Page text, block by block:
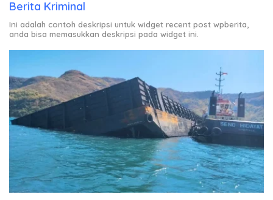
Berita Kriminal
Ini adalah contoh deskripsi untuk widget recent post wpberita,
anda bisa memasukkan deskripsi pada widget ini.